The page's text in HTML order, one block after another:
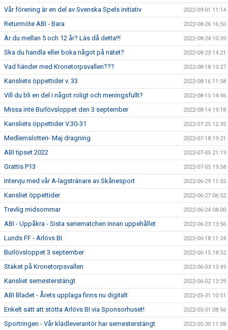
Vår förening är en del av Svenska Spels initiativ 2022-09-01 11:14
Returmöte ABI - Bara 2022-08-26 16:50
Är du mellan 5 och 12 år? Läs då detta!!! 2022-08-24 10:39
Ska du handla eller boka något på nätet? 2022-08-23 14:21
Vad händer med Kronetorpsvallen??? 2022-08-18 13:27
Kansliets öppettider v. 33 2022-08-16 11:58
Vill du bli en del i något roligt och meningsfullt? 2022-08-15 14:46
Missa inte Burlövsloppet den 3 september 2022-08-14 19:18
Kansliets öppettider V.30-31 2022-07-25 12:35
Medlemslotteri- Maj dragning 2022-07-18 19:21
ABI tipset 2022 2022-07-05 21:19
Grattis P13 2022-07-05 19:58
Intervju med vår A-lagstränare av Skånesport 2022-06-29 11:55
Kansliet öppettider 2022-06-27 06:52
Trevlig midsommar 2022-06-24 08:00
ABI - Uppåkra - Sista seriematchen innan uppehållet 2022-06-23 13:56
Lunds FF - Arlövs BI 2022-06-18 11:24
Burlövsloppet 3 september 2022-06-15 18:52
Staket på Kronetorpsvallen 2022-06-03 13:49
Kansliet semesterstängt 2022-06-02 13:39
ABI Bladet - Årets upplaga finns nu digitalt 2022-05-31 10:51
Enkelt sätt att stötta Arlövs BI via Sponsorhuset! 2022-05-31 08:56
Sportringen - Vår klädleverantör har semesterstängt 2022-05-30 11:08